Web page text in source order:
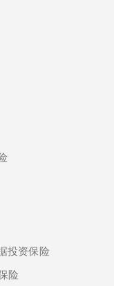
投资保险
险